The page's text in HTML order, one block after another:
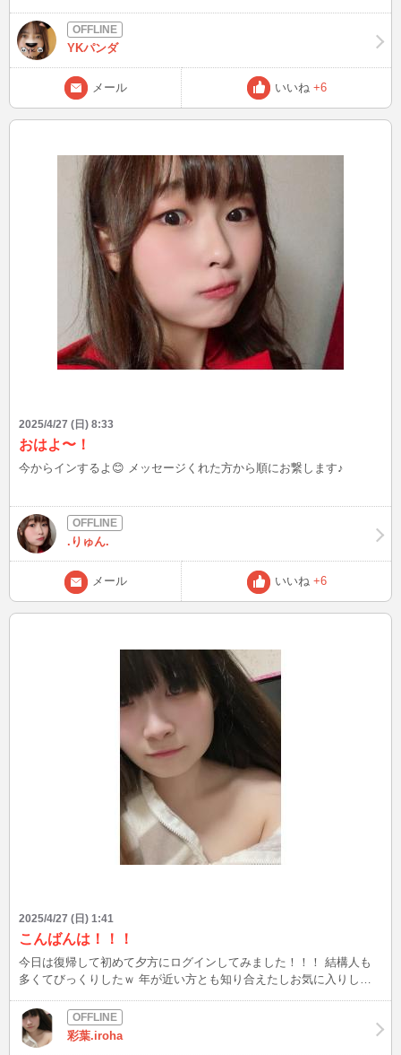
（それ目当てで飛び石連休は出勤するw）お誘いメールくれば大体お
答えできるかと思います！ ただ、最低30分は余裕みてくれると嬉し
いですw 今！すぐ！の場合は待機中にぜひ。 あと、待機中はメール
気づかないことが多いので、いろいろできますのでとりあえず繋げて
欲しいです！
YKパンダ
メール いいね +6
2025/4/27 (日) 8:33
おはよ〜！
今からインするよ😊 メッセージくれた方から順にお繋します♪
.りゅん.
メール いいね +6
2025/4/27 (日) 1:41
こんばんは！！！
今日は復帰して初めて夕方にログインしてみました！！！ 結構人も
多くてびっくりしたｗ 年が近い方とも知り合えたしお気に入りして
しかったです。 時間帯が不定期なのでタイミングが合わない方もい
るんですけどメッセージもらえると嬉しいです！！！！ Gwは皆さま
どうお過ごしなんかなー？ 彩華はお仕事＋のんびり過ごしま
彩葉.iroha